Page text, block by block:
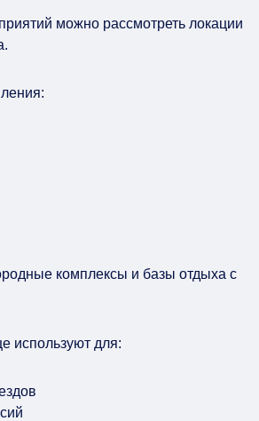
можно рассмотреть локации
комплексы и базы отдыха с
используют для: